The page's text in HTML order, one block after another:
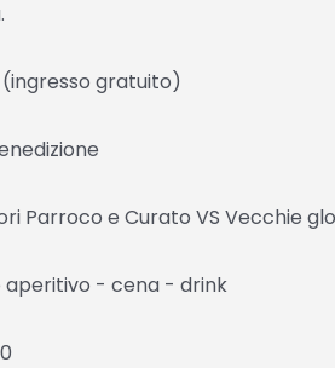
gratuito)
Parroco e Curato VS Vecchie
aperitivo - cena - drink